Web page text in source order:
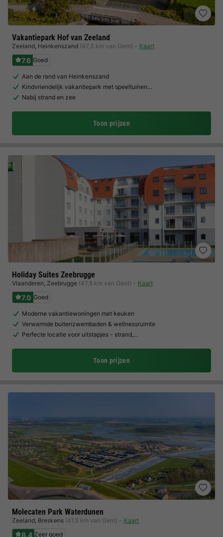
Vakantiepark Hof van Zeeland
Zeeland, Heinkenszand (47,3 km van Gent) Kaart
7.6 Goed
Aan de rand van Heinkenszand
Kindvriendelijk vakantiepark met speeltuinen…
Nabij strand en zee
Toon prijzen
Holiday Suites Zeebrugge
Vlaanderen, Zeebrugge (47,8 km van Gent) Kaart
7.0 Goed
Moderne vakantiewoningen met keuken
Verwarmde buitenzwembaden & wellnessruimte
Perfecte locatie voor uitstapjes - strand,…
Toon prijzen
Molecaten Park Waterdunen
Zeeland, Breskens (41,5 km van Gent) Kaart
8.4 Zeer goed